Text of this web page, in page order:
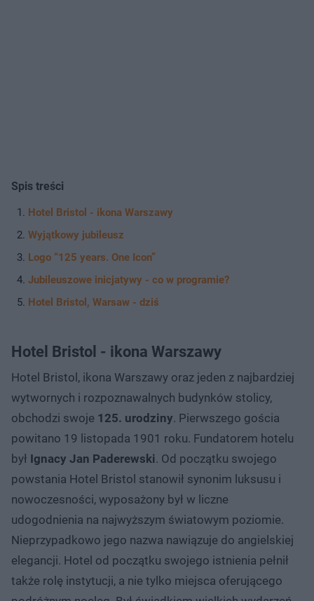
Spis treści
Hotel Bristol - ikona Warszawy
Wyjątkowy jubileusz
Logo “125 years. One Icon”
Jubileuszowe inicjatywy - co w programie?
Hotel Bristol, Warsaw - dziś
Hotel Bristol - ikona Warszawy
Hotel Bristol, ikona Warszawy oraz jeden z najbardziej
wytwornych i rozpoznawalnych budynków stolicy,
obchodzi swoje 125. urodziny. Pierwszego gościa
powitano 19 listopada 1901 roku. Fundatorem hotelu
był Ignacy Jan Paderewski. Od początku swojego
powstania Hotel Bristol stanowił synonim luksusu i
nowoczesności, wyposażony był w liczne
udogodnienia na najwyższym światowym poziomie.
Nieprzypadkowo jego nazwa nawiązuje do angielskiej
elegancji. Hotel od początku swojego istnienia pełnił
także rolę instytucji, a nie tylko miejsca oferującego